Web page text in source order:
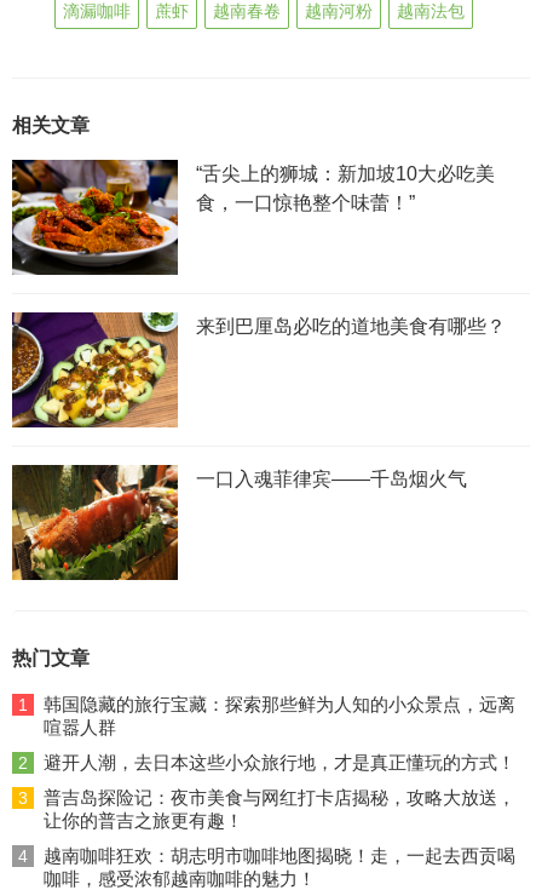
滴漏咖啡 蔗虾 越南春卷 越南河粉 越南法包
相关文章
“舌尖上的狮城：新加坡10大必吃美
食，一口惊艳整个味蕾！”
来到巴厘岛必吃的道地美食有哪些？
一口入魂菲律宾——千岛烟火气
热门文章
1
韩国隐藏的旅行宝藏：探索那些鲜为人知的小众景点，远离
喧嚣人群
2 避开人潮，去日本这些小众旅行地，才是真正懂玩的方式！
3
普吉岛探险记：夜市美食与网红打卡店揭秘，攻略大放送，
让你的普吉之旅更有趣！
4
越南咖啡狂欢：胡志明市咖啡地图揭晓！走，一起去西贡喝
咖啡，感受浓郁越南咖啡的魅力！